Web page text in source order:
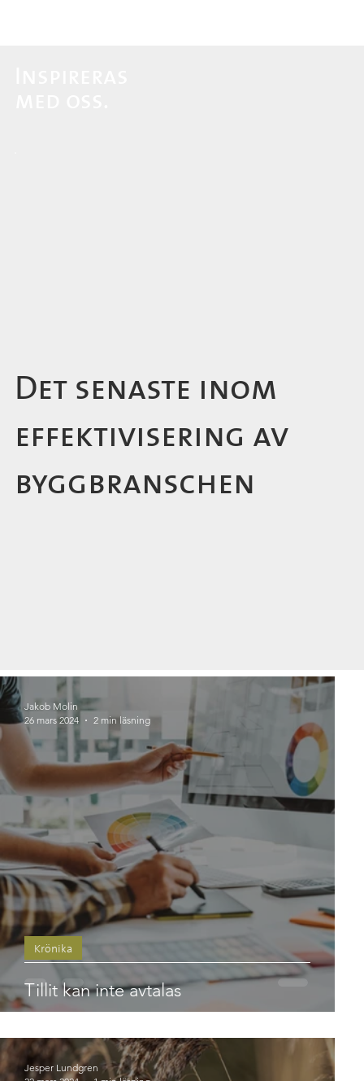
Det senaste inom
effektivisering av
byggbranschen
Tillit kan inte avtalas
Krönika
Jakob Molin
26 mars 2024
2 min läsning
Jesper Lundgren